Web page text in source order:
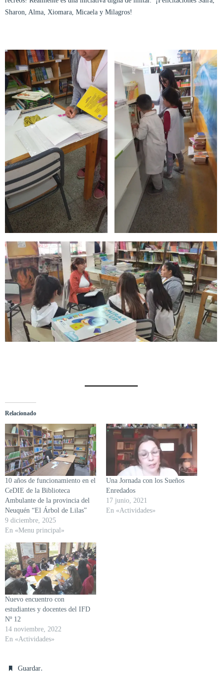
Sharon, Alma, Xiomara, Micaela y Milagros!
Relacionado
10 años de funcionamiento en el
CeDIE de la Biblioteca
Ambulante de la provincia del
Neuquén “El Árbol de Lilas”
9 diciembre, 2025
En «Menu principal»
Una Jornada con los Sueños
Enredados
17 junio, 2021
En «Actividades»
Nuevo encuentro con
estudiantes y docentes del IFD
Nº 12
14 noviembre, 2022
En «Actividades»
Guardar.